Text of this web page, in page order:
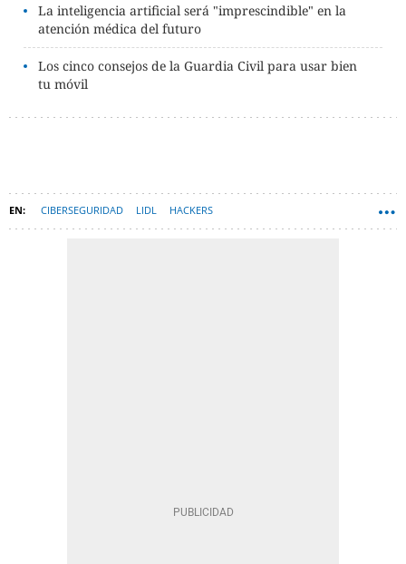
La inteligencia artificial será "imprescindible" en la
atención médica del futuro
Los cinco consejos de la Guardia Civil para usar bien
tu móvil
CIBERSEGURIDAD LIDL HACKERS